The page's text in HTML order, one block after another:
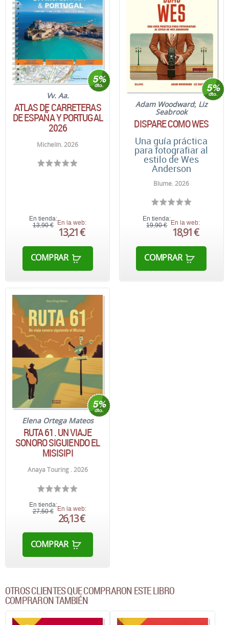
Vv. Aa.
ATLAS DE CARRETERAS
DE ESPAÑA Y PORTUGAL
2026
Michelín. 2026
En tienda:
13,90 € En la web:
13,21 €
COMPRAR
Adam Woodward; Liz
Seabrook
DISPARE COMO WES
Una guía práctica
para fotografiar al
estilo de Wes
Anderson
Blume. 2026
En tienda:
19,90 € En la web:
18,91 €
COMPRAR
Elena Ortega Mateos
RUTA 61. UN VIAJE
SONORO SIGUIENDO EL
MISISIPI
Anaya Touring . 2026
En tienda:
27,50 € En la web:
26,13 €
COMPRAR
OTROS CLIENTES QUE COMPRARON ESTE LIBRO
COMPRARON TAMBIÉN